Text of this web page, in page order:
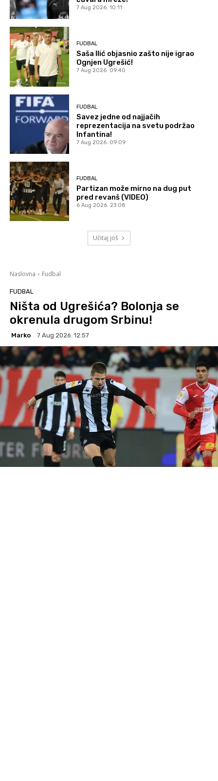
7 Aug 2026. 10:11
FUDBAL
Saša Ilić objasnio zašto nije igrao
Ognjen Ugrešić!
7 Aug 2026. 09:40
FUDBAL
Savez jedne od najjačih
reprezentacija na svetu podržao
Infantina!
7 Aug 2026. 09:09
FUDBAL
Partizan može mirno na dug put
pred revanš (VIDEO)
6 Aug 2026. 23:08
Učitaj još